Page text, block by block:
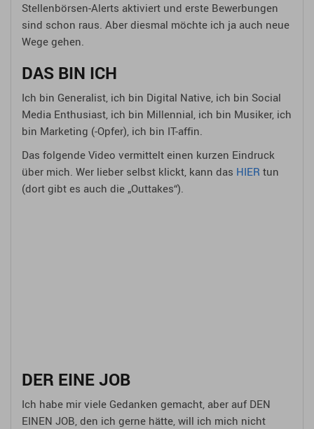
Stellenbörsen-Alerts aktiviert und erste Bewerbungen
sind schon raus. Aber diesmal möchte ich ja auch neue
Wege gehen.
DAS BIN ICH
Ich bin Generalist, ich bin Digital Native, ich bin Social
Media Enthusiast, ich bin Millennial, ich bin Musiker, ich
bin Marketing (-Opfer), ich bin IT-affin.
Das folgende Video vermittelt einen kurzen Eindruck
über mich. Wer lieber selbst klickt, kann das HIER tun
(dort gibt es auch die „Outtakes“).
DER EINE JOB
Ich habe mir viele Gedanken gemacht, aber auf DEN
EINEN JOB, den ich gerne hätte, will ich mich nicht